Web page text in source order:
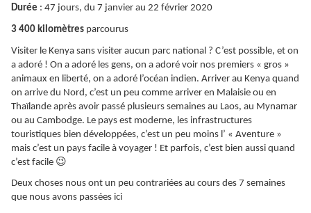
Durée : 47 jours, du 7 janvier au 22 février 2020
3 400 kilomètres parcourus
Visiter le Kenya sans visiter aucun parc national ? C’est possible, et on
a adoré ! On a adoré les gens, on a adoré voir nos premiers « gros »
animaux en liberté, on a adoré l’océan indien. Arriver au Kenya quand
on arrive du Nord, c’est un peu comme arriver en Malaisie ou en
Thaïlande après avoir passé plusieurs semaines au Laos, au Mynamar
ou au Cambodge. Le pays est moderne, les infrastructures
touristiques bien développées, c’est un peu moins l’ « Aventure »
mais c’est un pays facile à voyager ! Et parfois, c’est bien aussi quand
c’est facile 😉
Deux choses nous ont un peu contrariées au cours des 7 semaines
que nous avons passées ici